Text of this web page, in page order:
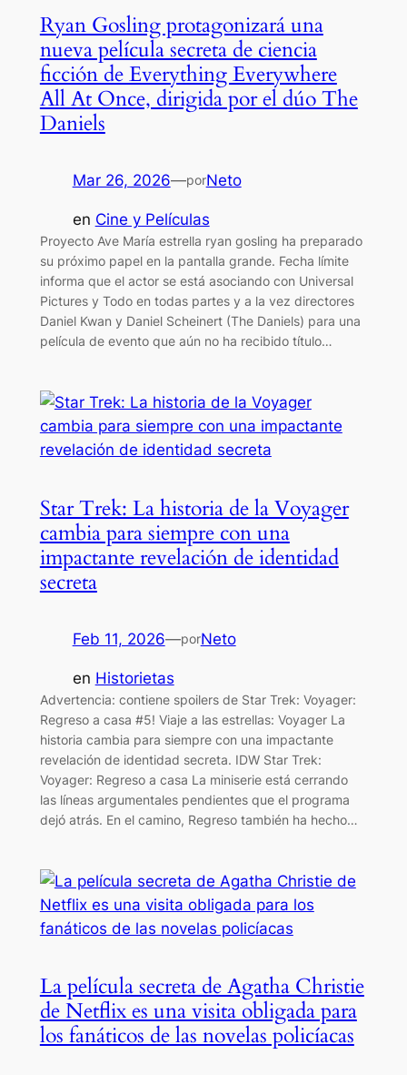
Ryan Gosling protagonizará una
nueva película secreta de ciencia
ficción de Everything Everywhere
All At Once, dirigida por el dúo The
Daniels
Mar 26, 2026—porNeto
en Cine y Películas
Proyecto Ave María estrella ryan gosling ha preparado
su próximo papel en la pantalla grande. Fecha límite
informa que el actor se está asociando con Universal
Pictures y Todo en todas partes y a la vez directores
Daniel Kwan y Daniel Scheinert (The Daniels) para una
película de evento que aún no ha recibido título…
Star Trek: La historia de la Voyager
cambia para siempre con una
impactante revelación de identidad
secreta
Feb 11, 2026—porNeto
en Historietas
Advertencia: contiene spoilers de Star Trek: Voyager:
Regreso a casa #5! Viaje a las estrellas: Voyager La
historia cambia para siempre con una impactante
revelación de identidad secreta. IDW Star Trek:
Voyager: Regreso a casa La miniserie está cerrando
las líneas argumentales pendientes que el programa
dejó atrás. En el camino, Regreso también ha hecho…
La película secreta de Agatha Christie
de Netflix es una visita obligada para
los fanáticos de las novelas policíacas